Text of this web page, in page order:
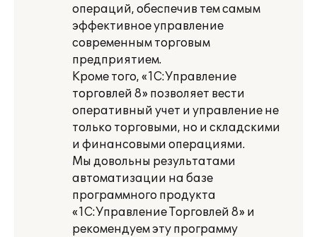
операций, обеспечив тем самым
эффективное управление
современным торговым
предприятием.
Кроме того, «1С:Управление
торговлей 8» позволяет вести
оперативный учет и управление не
только торговыми, но и складскими
и финансовыми операциями.
Мы довольны результатами
автоматизации на базе
программного продукта
«1С:Управление Торговлей 8» и
рекомендуем эту программу